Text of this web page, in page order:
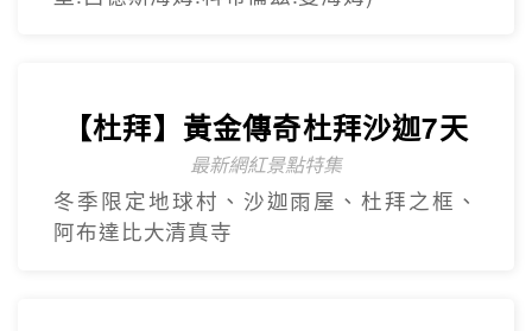
【杜拜】黃金傳奇杜拜沙迦7天
最新網紅景點特集
冬季限定地球村、沙迦⾬屋、杜拜之框、
阿布達比大清真寺